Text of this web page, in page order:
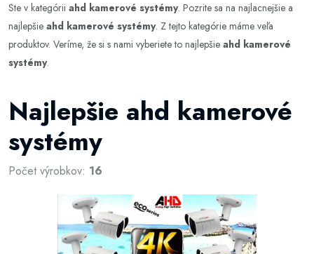
Ste v kategórii ahd kamerové systémy. Pozrite sa na najlacnejšie a
najlepšie ahd kamerové systémy. Z tejto kategórie máme veľa
produktov. Veríme, že si s nami vyberiete to najlepšie ahd kamerové
systémy.
Najlepšie ahd kamerové
systémy
Počet výrobkov: 16